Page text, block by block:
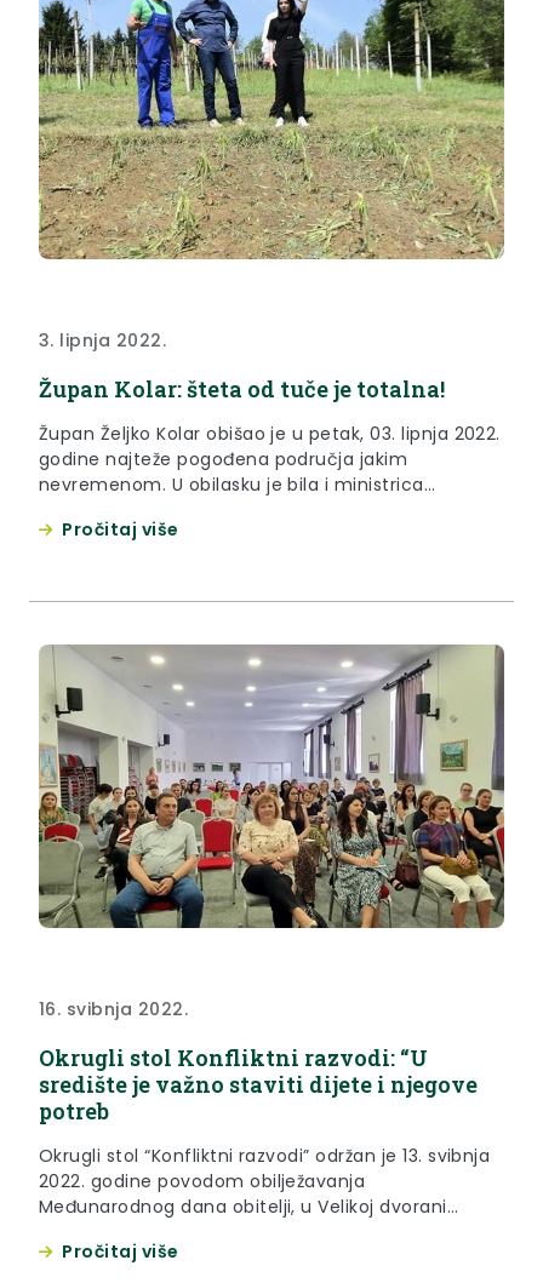
3. lipnja 2022.
Župan Kolar: šteta od tuče je totalna!
Župan Željko Kolar obišao je u petak, 03. lipnja 2022.
godine najteže pogođena područja jakim
nevremenom. U obilasku je bila i ministrica
Pročitaj više
16. svibnja 2022.
Okrugli stol Konfliktni razvodi: “U
središte je važno staviti dijete i njegove
potreb
Okrugli stol “Konfliktni razvodi” održan je 13. svibnja
2022. godine povodom obilježavanja
Međunarodnog dana obitelji, u Velikoj dvorani
obilježjima konfliktnih razvoda, utjecaju sukoba
Pročitaj više